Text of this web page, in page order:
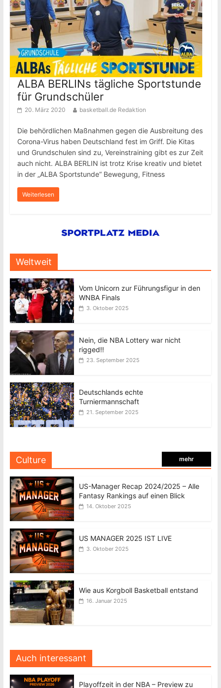
ALBA BERLINs tägliche Sportstunde
für Grundschüler
20. März 2020 basketball.de Redaktion
Die behördlichen Maßnahmen gegen die Ausbreitung des
Corona-Virus haben Deutschland fest im Griff. Die Kitas
und Grundschulen sind zu, Vereinstraining gibt es zur Zeit
auch nicht. ALBA BERLIN ist trotz Krise kreativ und bietet
in der „ALBA Sportstunde“ Bewegung, Fitness
Weiterlesen
Weltweit
Vom Unicorn zur Führungsfigur in den
WNBA Finals
3. Oktober 2025
Nein, die NBA Lottery war nicht
rigged!!
23. September 2025
Deutschlands echte
Turniermannschaft
21. September 2025
Culture mehr
US-Manager Recap 2024/2025 – Alle
Fantasy Rankings auf einen Blick
14. Oktober 2025
US MANAGER 2025 IST LIVE
3. Oktober 2025
Wie aus Korgboll Basketball entstand
16. Januar 2025
Auch interessant
Playoffzeit in der NBA – Preview zu